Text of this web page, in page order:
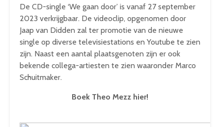
De CD-single ‘We gaan door’ is vanaf 27 september
2023 verkrijgbaar. De videoclip, opgenomen door
Jaap van Didden zal ter promotie van de nieuwe
single op diverse televisiestations en Youtube te zien
zijn. Naast een aantal plaatsgenoten zijn er ook
bekende collega-artiesten te zien waaronder Marco
Schuitmaker.
Boek Theo Mezz hier!